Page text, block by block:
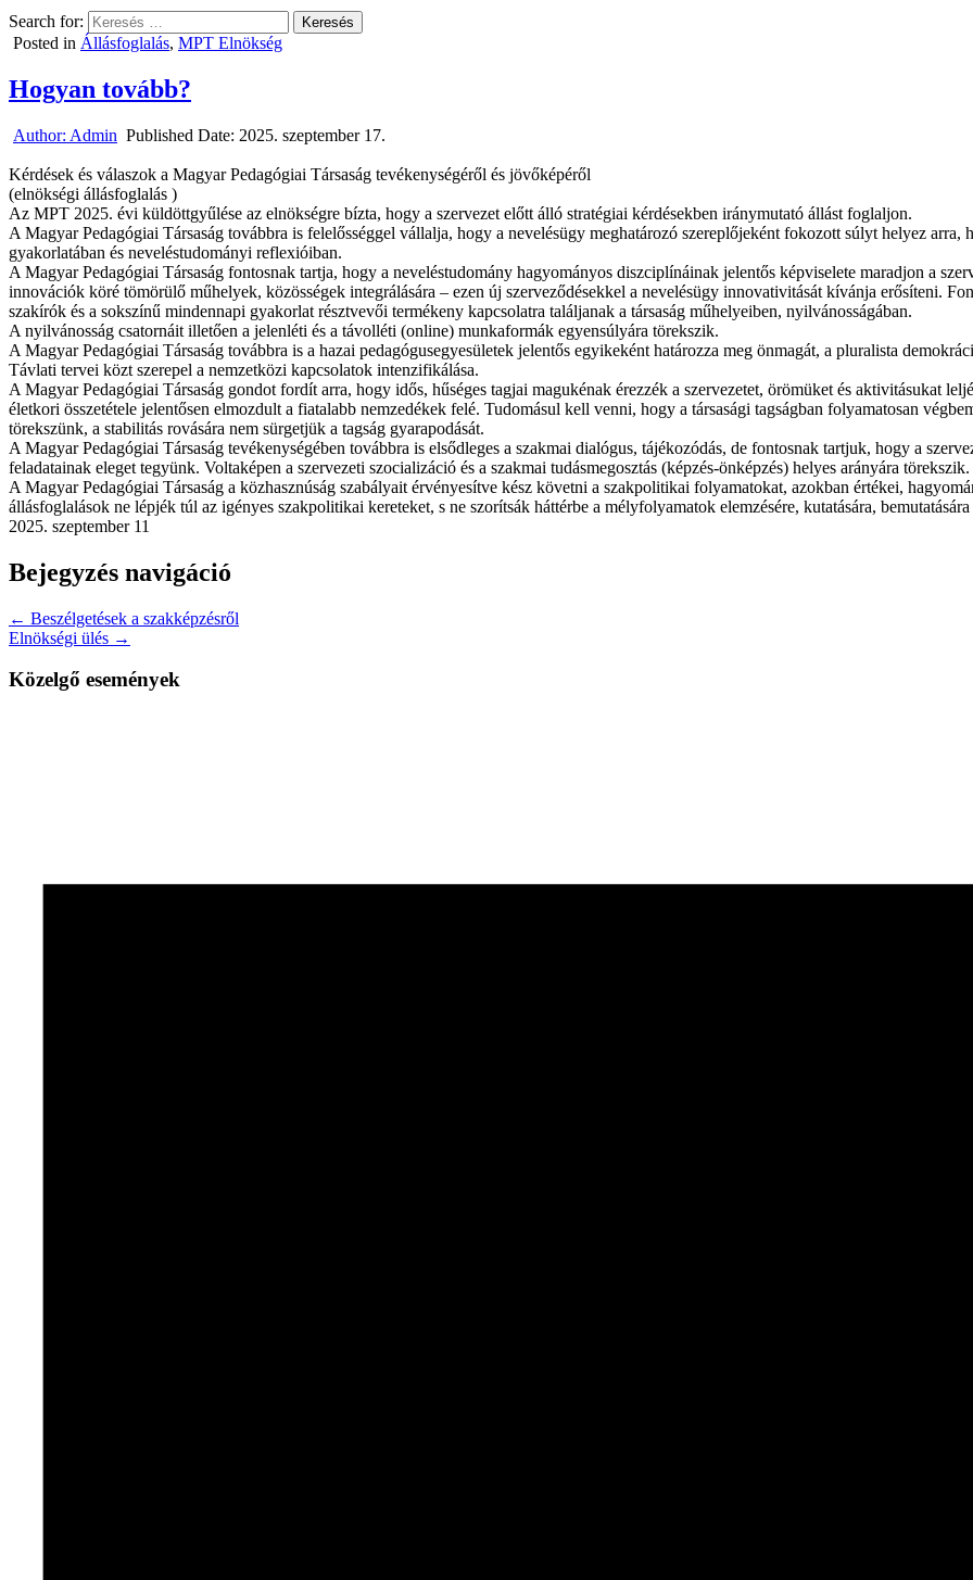
Search for:
Posted in Állásfoglalás, MPT Elnökség
Hogyan tovább?
Author: Admin Published Date: 2025. szeptember 17.
Kérdések és válaszok a Magyar Pedagógiai Társaság tevékenységéről és jövőképéről
(elnökségi állásfoglalás )
Az MPT 2025. évi küldöttgyűlése az elnökségre bízta, hogy a szervezet előtt álló stratégiai kérdésekben iránymutató állást foglaljon.
A Magyar Pedagógiai Társaság továbbra is felelősséggel vállalja, hogy a nevelésügy meghatározó szereplőjeként fokozott súlyt helyez arra,
gyakorlatában és neveléstudományi reflexióiban.
A Magyar Pedagógiai Társaság fontosnak tartja, hogy a neveléstudomány hagyományos diszciplínáinak jelentős képviselete maradjon a
innovációk köré tömörülő műhelyek, közösségek integrálására – ezen új szerveződésekkel a nevelésügy innovativitását kívánja erősíteni.
szakírók és a sokszínű mindennapi gyakorlat résztvevői termékeny kapcsolatra találjanak a társaság műhelyeiben, nyilvánosságában.
A nyilvánosság csatornáit illetően a jelenléti és a távolléti (online) munkaformák egyensúlyára törekszik.
A Magyar Pedagógiai Társaság továbbra is a hazai pedagógusegyesületek jelentős egyikeként határozza meg önmagát, a pluralista
Távlati tervei közt szerepel a nemzetközi kapcsolatok intenzifikálása.
A Magyar Pedagógiai Társaság gondot fordít arra, hogy idős, hűséges tagjai magukénak érezzék a szervezetet, örömüket és aktivitásukat
életkori összetétele jelentősen elmozdult a fiatalabb nemzedékek felé. Tudomásul kell venni, hogy a társasági tagságban folyamatosan
törekszünk, a stabilitás rovására nem sürgetjük a tagság gyarapodását.
A Magyar Pedagógiai Társaság tevékenységében továbbra is elsődleges a szakmai dialógus, tájékozódás, de fontosnak tartjuk, hogy a
feladatainak eleget tegyünk. Voltaképen a szervezeti szocializáció és a szakmai tudásmegosztás (képzés-önképzés) helyes arányára törekszik.
A Magyar Pedagógiai Társaság a közhasznúság szabályait érvényesítve kész követni a szakpolitikai folyamatokat, azokban értékei,
állásfoglalások ne lépjék túl az igényes szakpolitikai kereteket, s ne szorítsák háttérbe a mélyfolyamatok elemzésére, kutatására,
2025. szeptember 11
Bejegyzés navigáció
← Beszélgetések a szakképzésről
Elnökségi ülés →
Közelgő események